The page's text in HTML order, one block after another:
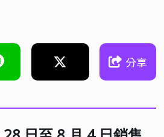
分享